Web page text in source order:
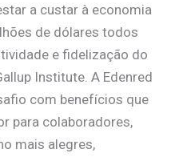
a custar à economia
de dólares todos
e fidelização do
Institute. A Edenred
com benefícios que
para colaboradores,
mais alegres,